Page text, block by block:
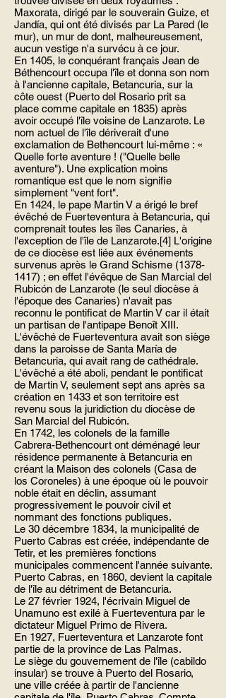
Maxorata, dirigé par le souverain Guize, et
Jandía, qui ont été divisés par La Pared (le
mur), un mur de dont, malheureusement,
aucun vestige n'a survécu à ce jour.
En 1405, le conquérant français Jean de
Béthencourt occupa l'île et donna son nom
à l'ancienne capitale, Betancuria, sur la
côte ouest (Puerto del Rosario prit sa
place comme capitale en 1835) après
avoir occupé l'île voisine de Lanzarote. Le
nom actuel de l'île dériverait d'une
exclamation de Bethencourt lui-même : «
Quelle forte aventure ! ("Quelle belle
aventure"). Une explication moins
romantique est que le nom signifie
simplement "vent fort".
En 1424, le pape Martin V a érigé le bref
évêché de Fuerteventura à Betancuria, qui
comprenait toutes les îles Canaries, à
l'exception de l'île de Lanzarote.[4] L'origine
de ce diocèse est liée aux événements
survenus après le Grand Schisme (1378-
1417) ; en effet l'évêque de San Marcial del
Rubicón de Lanzarote (le seul diocèse à
l'époque des Canaries) n'avait pas
reconnu le pontificat de Martin V car il était
un partisan de l'antipape Benoît XIII.
L'évêché de Fuerteventura avait son siège
dans la paroisse de Santa María de
Betancuria, qui avait rang de cathédrale.
L'évêché a été aboli, pendant le pontificat
de Martin V, seulement sept ans après sa
création en 1433 et son territoire est
revenu sous la juridiction du diocèse de
San Marcial del Rubicón.
En 1742, les colonels de la famille
Cabrera-Bethencourt ont déménagé leur
résidence permanente à Betancuria en
créant la Maison des colonels (Casa de
los Coroneles) à une époque où le pouvoir
noble était en déclin, assumant
progressivement le pouvoir civil et
nommant des fonctions publiques.
Le 30 décembre 1834, la municipalité de
Puerto Cabras est créée, indépendante de
Tetir, et les premières fonctions
municipales commencent l'année suivante.
Puerto Cabras, en 1860, devient la capitale
de l'île au détriment de Betancuria.
Le 27 février 1924, l'écrivain Miguel de
Unamuno est exilé à Fuerteventura par le
dictateur Miguel Primo de Rivera.
En 1927, Fuerteventura et Lanzarote font
partie de la province de Las Palmas.
Le siège du gouvernement de l'île (cabildo
insular) se trouve à Puerto del Rosario,
une ville créée à partir de l'ancienne